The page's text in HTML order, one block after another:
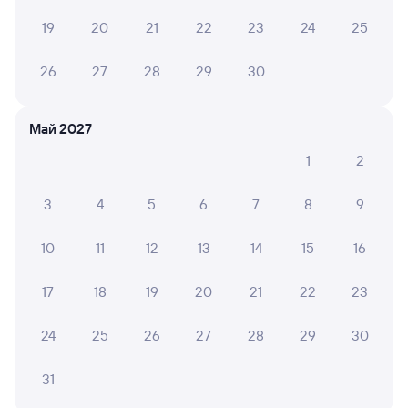
Екатеринбург Пасс.
21:30
от 1 ⁠879 ⁠₽ 2 ⁠482 ⁠₽
Найдём билет на поезд за вас
19 20 21 22 23 24 25
26 27 28 29 30
Май 2027
1
2
3 4 5 6 7 8 9
10 11 12 13 14 15 16
17 18 19 20 21 22 23
24 25 26 27 28 29 30
31